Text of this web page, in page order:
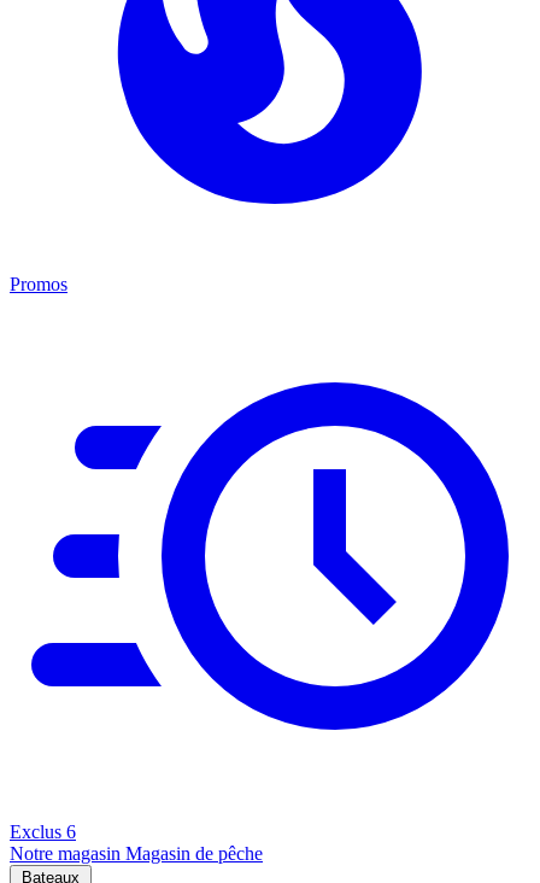
Promos
Exclus 6
Notre magasin Magasin de pêche
Bateaux